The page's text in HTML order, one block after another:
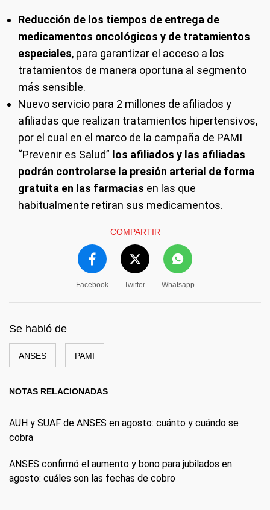
Reducción de los tiempos de entrega de
medicamentos oncológicos y de tratamientos
especiales, para garantizar el acceso a los
tratamientos de manera oportuna al segmento
más sensible.
Nuevo servicio para 2 millones de afiliados y
afiliadas que realizan tratamientos hipertensivos,
por el cual en el marco de la campaña de PAMI
“Prevenir es Salud” los afiliados y las afiliadas
podrán controlarse la presión arterial de forma
gratuita en las farmacias en las que
habitualmente retiran sus medicamentos.
COMPARTIR
Facebook Twitter Whatsapp
Se habló de
ANSES PAMI
NOTAS RELACIONADAS
AUH y SUAF de ANSES en agosto: cuánto y cuándo se
cobra
ANSES confirmó el aumento y bono para jubilados en
agosto: cuáles son las fechas de cobro